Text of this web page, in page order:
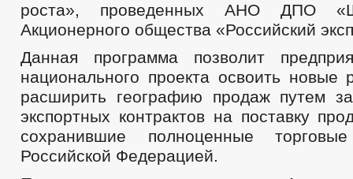
роста», проведенных АНО ДПО
Акционерного общества «Российский
Данная программа позволит
национального проекта освоить новые
расширить географию продаж путем
экспортных контрактов на поставку
сохранившие полноценные
Российской Федерацией.